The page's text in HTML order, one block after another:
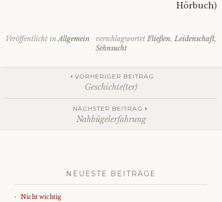
Hörbuch)
Veröffentlicht in Allgemein verschlagwortet Fließen, Leidenschaft,
Sehnsucht
Beitrags-
Navigation
VORHERIGER BEITRAG
Geschichte(ter)
NÄCHSTER BEITRAG
Nahbügelerfahrung
NEUESTE BEITRÄGE
Nicht wichtig